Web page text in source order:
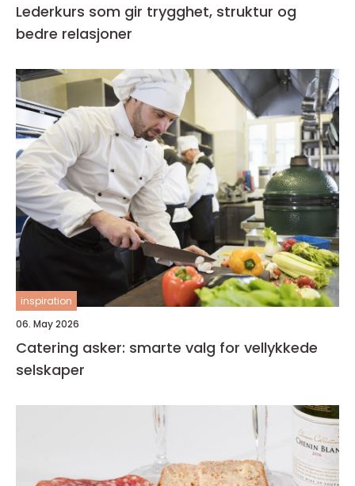
Lederkurs som gir trygghet, struktur og
bedre relasjoner
inspiration
06. May 2026
Catering asker: smarte valg for vellykkede
selskaper